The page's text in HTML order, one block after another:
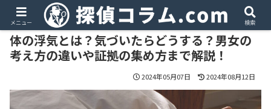
PR
体の浮気とは？気づいたらどうする？男女の
考え方の違いや証拠の集め方まで解説！
2024年05月07日 2024年08月12日
メニュー 検索